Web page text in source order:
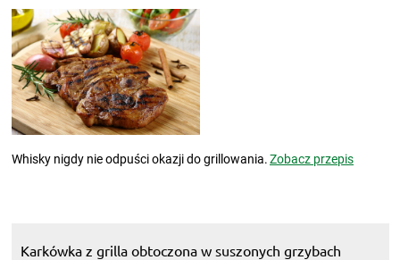
Whisky nigdy nie odpuści okazji do grillowania.Zobacz przepis
Karkówka z grilla obtoczona w suszonych grzybach